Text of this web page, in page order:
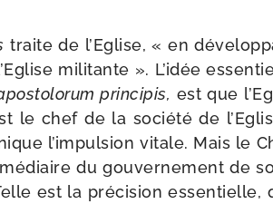
traite de l’Eglise, « en
mili­tante ». L’idée
prin­ci­pis, est que
le chef de la socié­té de
l’impulsion vitale. Mais le
du gou­ver­ne­ment de
est la pré­ci­sion essen­tielle,